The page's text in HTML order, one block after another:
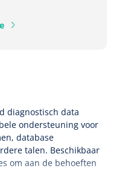
diagnostisch data
ondersteuning voor
database
talen. Beschikbaar
om aan de behoeften